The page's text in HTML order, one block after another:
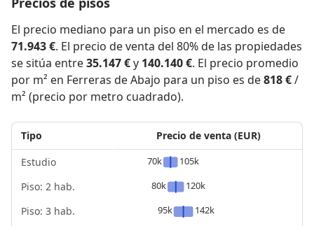
El precio mediano para un piso en el mercado es de
71.943 €. El precio de venta del 80% de las propiedades
se sitúa entre35.147 €y 140.140 €. El precio promedio
por m² en Ferreras de Abajo para un piso es de818 €/
m² (precio por metro cuadrado).
Tipo
Estudio
Piso: 2 hab.
Piso: 3 hab.
Precio de venta (EUR)
70k
105k
80k
120k
95k
142k